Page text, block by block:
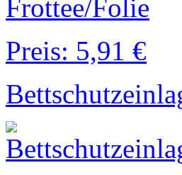
Preis: 5,91 €